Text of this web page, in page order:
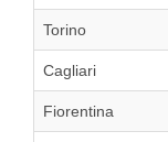
Torino
Cagliari
Fiorentina